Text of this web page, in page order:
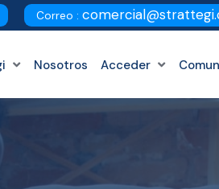
Correo :
Nosotros Acceder